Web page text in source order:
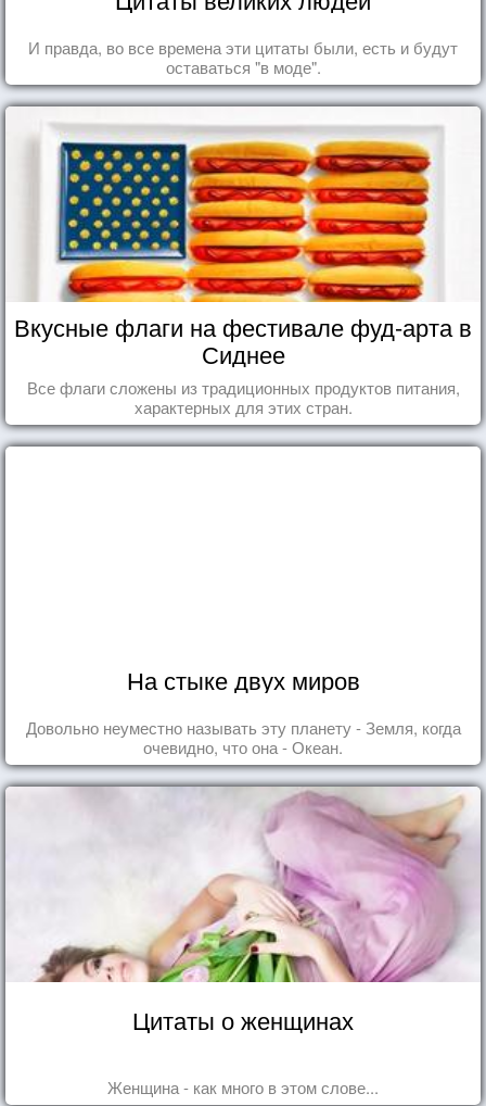
И правда, во все времена эти цитаты были, есть и будут
оставаться "в моде".
Вкусные флаги на фестивале фуд-арта в
Сиднее
Все флаги сложены из традиционных продуктов питания,
характерных для этих стран.
На стыке двух миров
Довольно неуместно называть эту планету - Земля, когда
очевидно, что она - Океан.
Цитаты о женщинах
Женщина - как много в этом слове...